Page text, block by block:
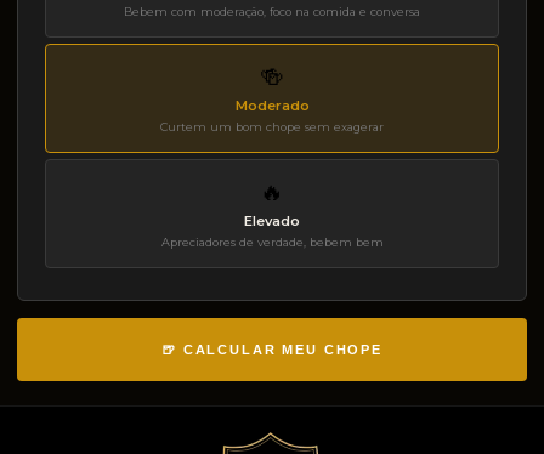
Bebem com moderação, foco na comida e conversa
🍻
Moderado
Curtem um bom chope sem exagerar
🔥
Elevado
Apreciadores de verdade, bebem bem
🍺 CALCULAR MEU CHOPE